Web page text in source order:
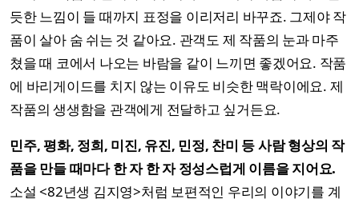
듯한 느낌이 들 때까지 표정을 이리저리 바꾸죠. 그제야 작
품이 살아 숨 쉬는 것 같아요. 관객도 제 작품의 눈과 마주
쳤을 때 코에서 나오는 바람을 같이 느끼면 좋겠어요. 작품
에 바리게이드를 치지 않는 이유도 비슷한 맥락이에요. 제
작품의 생생함을 관객에게 전달하고 싶거든요.
민주, 평화, 정희, 미진, 유진, 민정, 찬미 등 사람 형상의 작
품을 만들 때마다 한 자 한 자 정성스럽게 이름을 지어요.
소설 <82년생 김지영>처럼 보편적인 우리의 이야기를 계